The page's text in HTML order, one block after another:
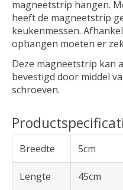
magneetstrip hangen.
heeft de magneetstrip
keukenmessen.
ophangen moeten er
Deze magneetstrip kan
bevestigd door middel
schroeven.
Breedte 5cm
Lengte 45cm